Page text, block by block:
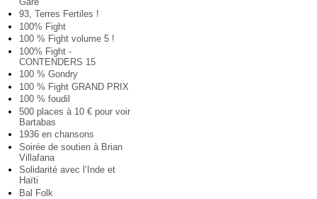
93, Terres Fertiles !
100% Fight
100 % Fight volume 5 !
100% Fight -
CONTENDERS 15
100 % Gondry
100 % Fight GRAND PRIX
100 % foudil
500 places à 10 € pour voir
Bartabas
1936 en chansons
Soirée de soutien à Brian
Villafana
Solidarité avec l’Inde et
Haïti
Bal Folk